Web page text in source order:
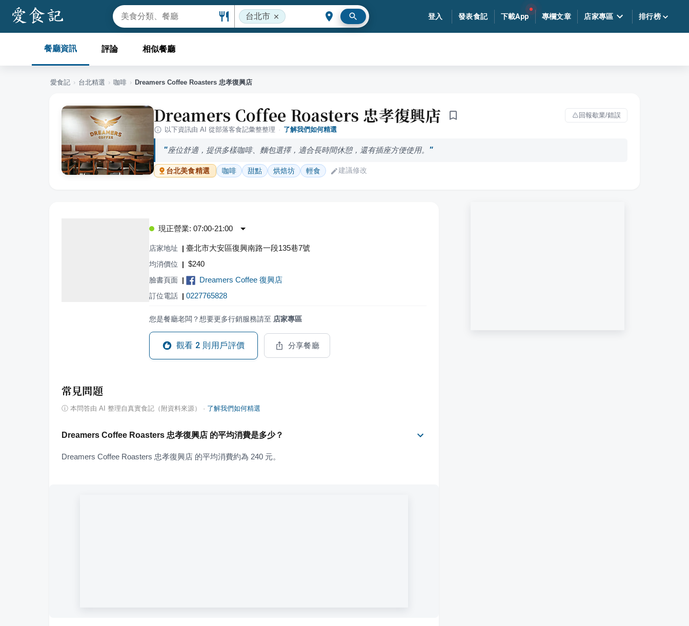
台北市 登入 發表食記 下載App 專欄文章 店家專區 排行榜
餐廳資訊 評論 相似餐廳
愛食記 › 台北精選 › 咖啡 › Dreamers Coffee Roasters 忠孝復興店
Dreamers Coffee Roasters 忠孝復興店
回報歇業/錯誤
以下資訊由 AI 從部落客食記彙整整理 · 了解我們如何精選
座位舒適，提供多樣咖啡、麵包選擇，適合長時間休憩，還有插座方便使用。
台北美食精選 咖啡 甜點 烘焙坊 輕食 建議修改
現正營業: 07:00-21:00
店家地址 | 臺北市大安區復興南路一段135巷7號
均消價位 | $240
臉書頁面 | Dreamers Coffee 復興店
訂位電話 | 0227765828
您是餐廳老闆？想要更多行銷服務請至 店家專區
觀看 2 則用戶評價 分享餐廳
常見問題
ⓘ 本問答由 AI 整理自真實食記（附資料來源） · 了解我們如何精選
Dreamers Coffee Roasters 忠孝復興店 的平均消費是多少？
Dreamers Coffee Roasters 忠孝復興店 的平均消費約為 240 元。